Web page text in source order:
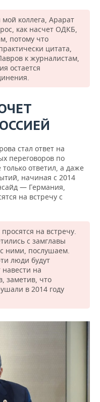
коллега, Арарат
как насчет ОДКБ,
потому что
цитата,
к журналистам,
остается
стал ответ на
переговоров по
ответил, а даже
начиная с 2014
— Германия,
на встречу с
на встречу.
с замглавы
ними, послушаем.
люди будут
на
заметив, что
в 2014 году